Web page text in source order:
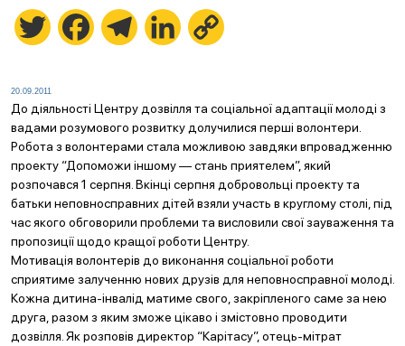
Twitter FacebookTelegramLinkedIn
20.09.2011
До діяльності Центру дозвілля та соціальної адаптації молоді з
вадами розумового розвитку долучилися перші волонтери.
Робота з волонтерами стала можливою завдяки впровадженню
проекту “Допоможи іншому — стань приятелем”, який
розпочався 1 серпня. Вкінці серпня добровольці проекту та
батьки неповносправних дітей взяли участь в круглому столі, під
час якого обговорили проблеми та висловили свої зауваження та
пропозиції щодо кращої роботи Центру.
Мотивація волонтерів до виконання соціальної роботи
сприятиме залученню нових друзів для неповносправної молоді.
Кожна дитина-інвалід матиме свого, закріпленого саме за нею
друга, разом з яким зможе цікаво і змістовно проводити
дозвілля. Як розповів директор “Карітасу”, отець-мітрат